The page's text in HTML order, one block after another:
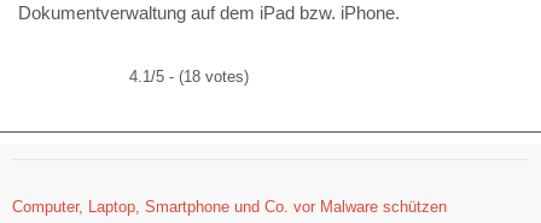
Dokumentverwaltung auf dem iPad bzw. iPhone.
4.1/5 - (18 votes)
Computer, Laptop, Smartphone und Co. vor Malware schützen